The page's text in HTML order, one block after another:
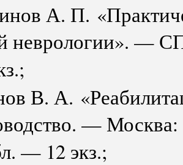
А. П.
неврологии». —
В. А.
—
— 12 экз.;